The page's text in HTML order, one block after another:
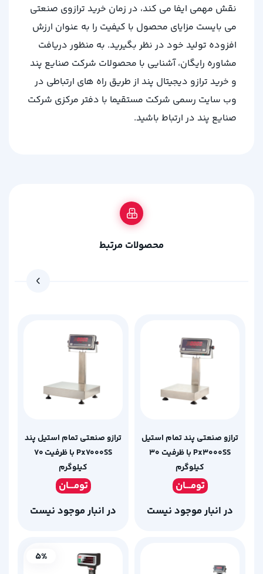
نقش مهمی ایفا می کند، در زمان خرید ترازوی صنعتی
می بایست مزایای محصول با کیفیت را به عنوان ارزش
افزوده تولید خود در نظر بگیرید. به منظور دریافت
مشاوره رایگان، آشنایی با محصولات شرکت صنایع پند
و خرید ترازو دیجیتال پند از طریق راه های ارتباطی در
وب سایت رسمی شرکت مستقیما با دفتر مرکزی شرکت
صنایع پند در ارتباط باشید.
محصولات مرتبط
ترازو صنعتی پند تمام استیل
Px3000SS با ظرفیت 30
کیلوگرم
تومـــان
در انبار موجود نیست
ترازو صنعتی تمام استیل پند
Px7000SS با ظرفیت 70
کیلوگرم
تومـــان
در انبار موجود نیست
5%